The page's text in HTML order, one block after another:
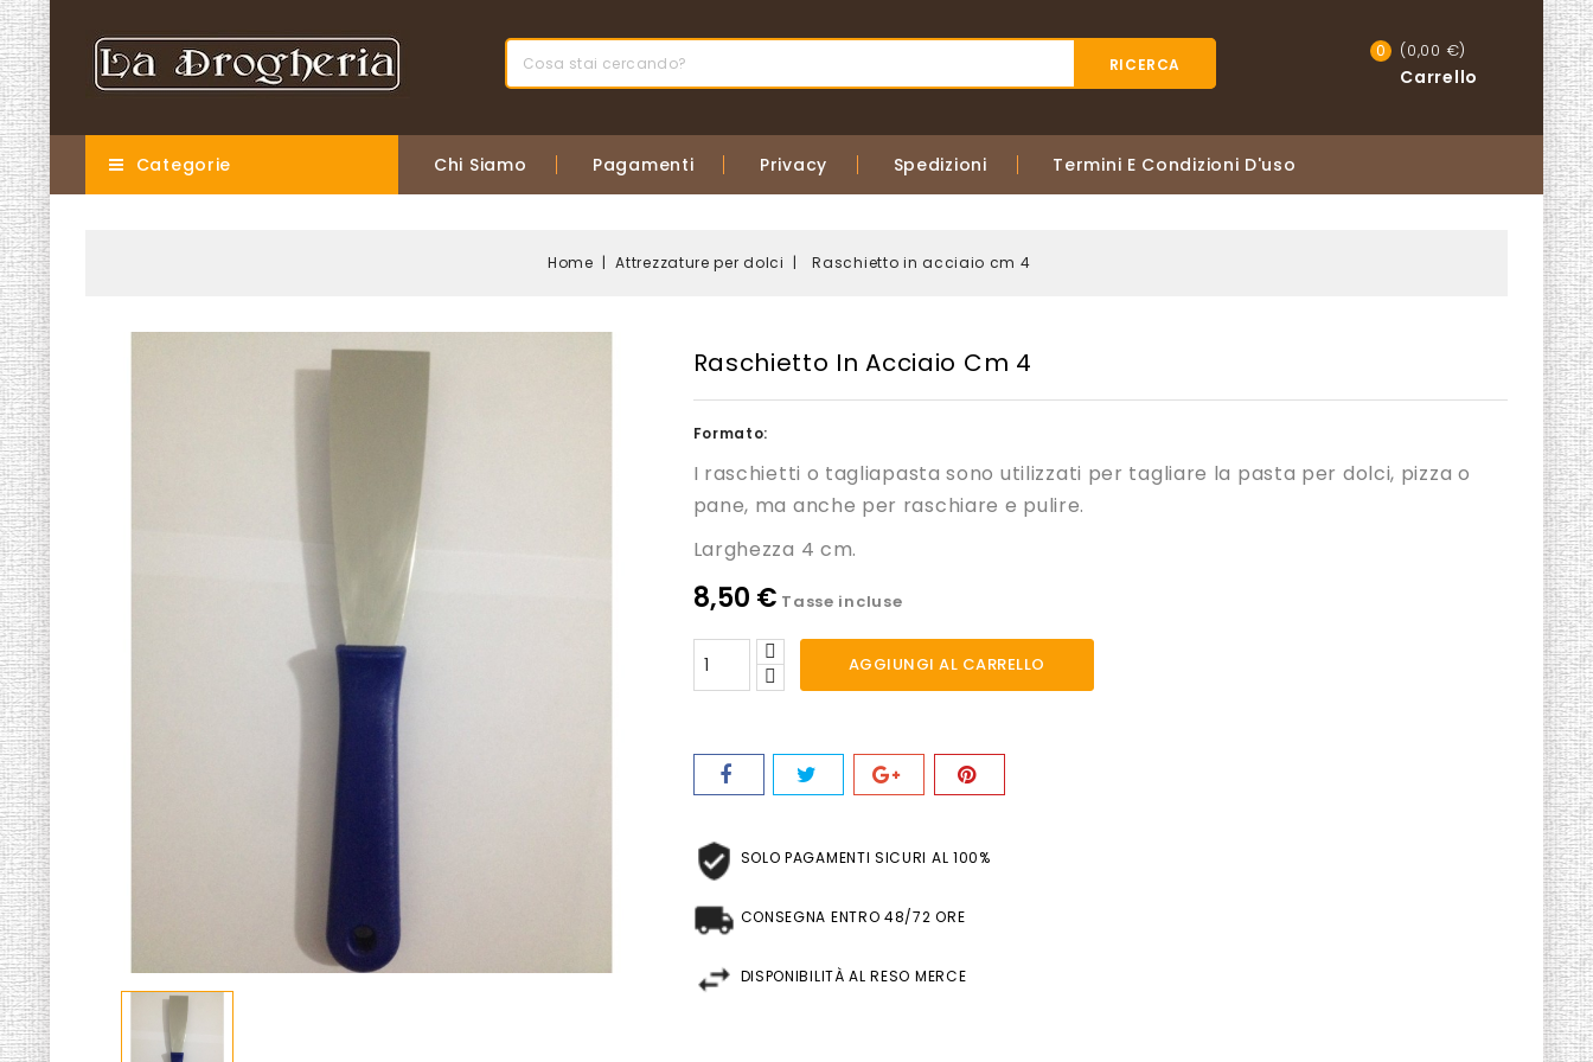
(0,00 €)
Carrello
0
RICERCA
Chi Siamo Pagamenti Privacy Spedizioni Termini E Condizioni D'uso
Categorie
Home Attrezzature per dolci Raschietto in acciaio cm 4
Raschietto In Acciaio Cm 4
Formato:
I raschietti o tagliapasta sono utilizzati per tagliare la pasta per dolci, pizza o
pane, ma anche per raschiare e pulire.
Larghezza 4 cm.
8,50 € Tasse incluse
AGGIUNGI AL CARRELLO
SOLO PAGAMENTI SICURI AL 100%
CONSEGNA ENTRO 48/72 ORE
DISPONIBILITÀ AL RESO MERCE